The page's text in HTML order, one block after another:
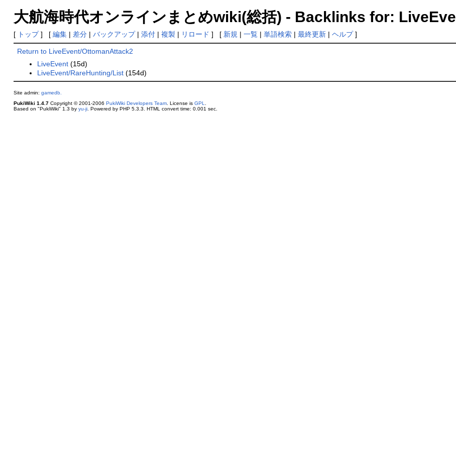
大航海時代オンラインまとめwiki(総括) - Backlinks for:
[ トップ] [ 編集| 差分| バックアップ| 添付| 複製 | リロード ] [ 新規 | 一覧| 単語検索| 最終更新| ヘルプ]
Return to LiveEvent/OttomanAttack2
LiveEvent (15d)
LiveEvent/RareHunting/List (154d)
Site admin: gamedb.
PukiWiki 1.4.7Copyright © 2001-2006 PukiWiki Developers Team. License is GPL
Based on "PukiWiki" 1.3 by yu-ji. Powered by PHP 5.3.3. HTML convert time: 0.001 sec.